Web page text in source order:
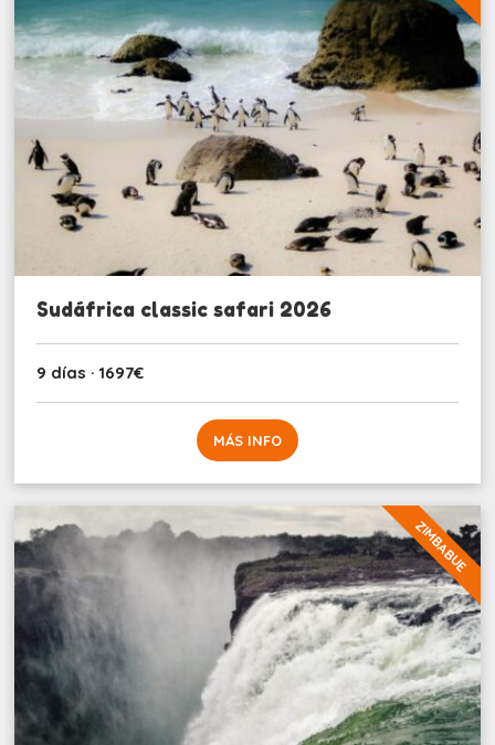
Sudáfrica classic safari 2026
9 días · 1697€
MÁS INFO
ZIMBABUE